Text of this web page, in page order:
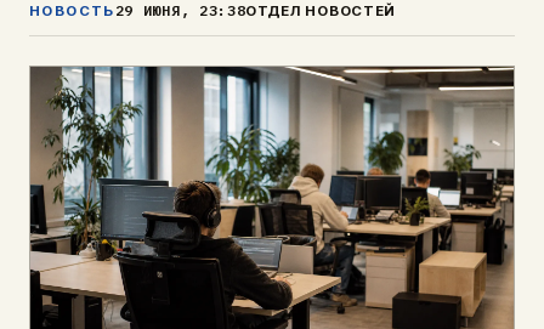
НОВОСТЬ 29 ИЮНЯ, 23:38ОТДЕЛ НОВОСТЕЙ